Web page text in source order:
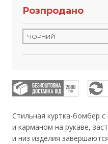
Розпродано
Стильная куртка-бомбер
и карманом на рукаве,
и низ изделия